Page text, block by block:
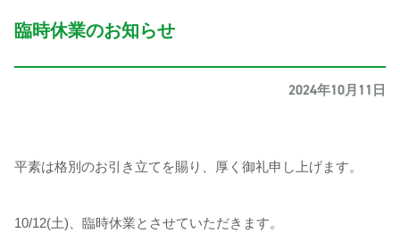
臨時休業のお知らせ
2024年10月11日
平素は格別のお引き立てを賜り、厚く御礼申し上げます。
10/12(土)、臨時休業とさせていただきます。